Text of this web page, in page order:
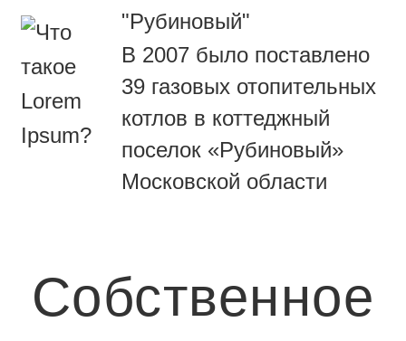
"Рубиновый"
В 2007 было поставлено
39 газовых отопительных
котлов в коттеджный
поселок «Рубиновый»
Московской области
Собственное